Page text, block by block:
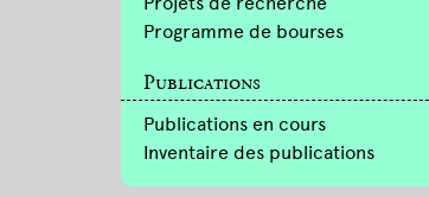
Programme de bourses
Publications
Publications en cours
Inventaire des publications